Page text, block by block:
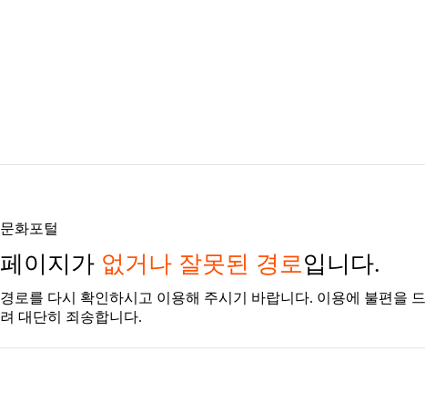
문화포털
페이지가 없거나 잘못된 경로입니다.
경로를 다시 확인하시고 이용해 주시기 바랍니다. 이용에 불편을 드
려 대단히 죄송합니다.